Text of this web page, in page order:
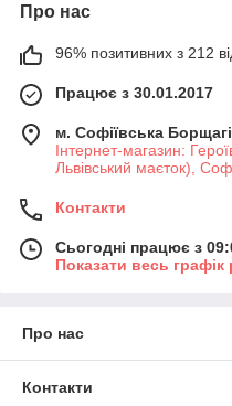
Про нас
96% позитивних з 212
Працює з 30.01.2017
м. Софіївська
Інтернет-магазин:
Львівський маєток),
Контакти
Сьогодні працює з
Показати весь графік
Про нас
Контакти